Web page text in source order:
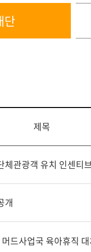
단
제목
관광객 유치 인센티
개
드사업국 육아휴직